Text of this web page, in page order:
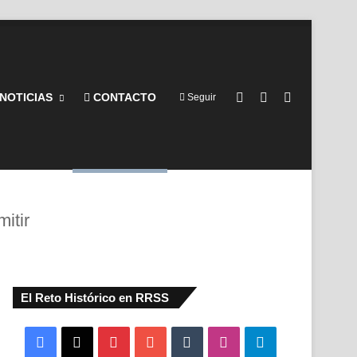
CONTACTO Seguir Barra lateral
Switch skin
El Reto Histórico en RRSS
Facebook PinterestYouTubeTumblr Instagram